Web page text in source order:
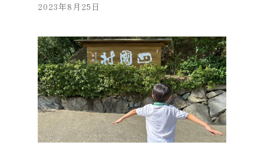
した。 何度か行きましたが、 リニューアル
ていました。 あたりまえですが、昔はこんなに
大きな生き物が いたかと思うと驚きです。 い
つか映画のように、実際に動物園のような施設
で、 恐竜を見る時代が来るのでしょうか。 学
生時代は友人が福井にいて海水浴でよく行きま
した。 京都からは車で３時間程、東尋坊やあわ
ら温泉もあり、 福井は見どころたくさんです。
帰りには名物「ソースカツ丼」を頂きました。
お土産も少し・・・。 それでは、皆様、お元気
でお過ごしください。
2023年8月25日